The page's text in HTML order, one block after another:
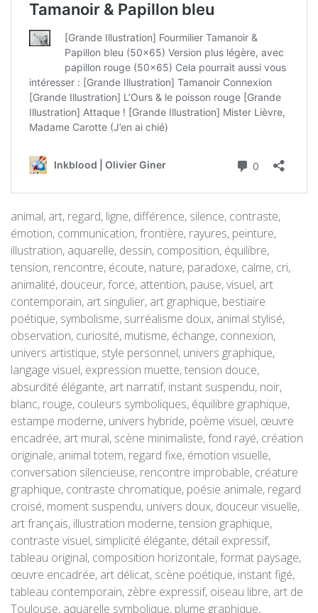
animal, art, regard, ligne, différence, silence, contraste,
émotion, communication, frontière, rayures, peinture,
illustration, aquarelle, dessin, composition, équilibre,
tension, rencontre, écoute, nature, paradoxe, calme, cri,
animalité, douceur, force, attention, pause, visuel, art
contemporain, art singulier, art graphique, bestiaire
poétique, symbolisme, surréalisme doux, animal stylisé,
observation, curiosité, mutisme, échange, connexion,
univers artistique, style personnel, univers graphique,
langage visuel, expression muette, tension douce,
absurdité élégante, art narratif, instant suspendu, noir,
blanc, rouge, couleurs symboliques, équilibre graphique,
estampe moderne, univers hybride, poème visuel, œuvre
encadrée, art mural, scène minimaliste, fond rayé, création
originale, animal totem, regard fixe, émotion visuelle,
conversation silencieuse, rencontre improbable, créature
graphique, contraste chromatique, poésie animale, regard
croisé, moment suspendu, univers doux, douceur visuelle,
art français, illustration moderne, tension graphique,
contraste visuel, simplicité élégante, détail expressif,
tableau original, composition horizontale, format paysage,
œuvre encadrée, art délicat, scène poétique, instant figé,
tableau contemporain, zèbre expressif, oiseau libre, art de
Toulouse, aquarelle symbolique, plume graphique,